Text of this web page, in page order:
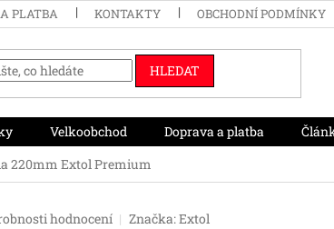
PLATBA KONTAKTY OBCHODNÍ PODMÍNKY
HLEDAT
Velkoobchod Doprava a platba
220mm Extol Premium
hodnocení Značka:Extol